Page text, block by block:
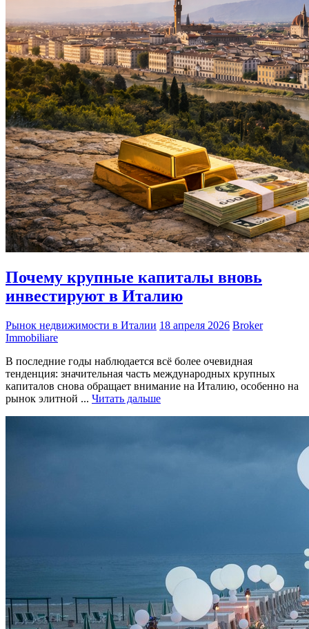
Почему крупные капиталы вновь
инвестируют в Италию
Рынок недвижимости в Италии 18 апреля 2026 Broker
Immobiliare
В последние годы наблюдается всё более очевидная
тенденция: значительная часть международных крупных
капиталов снова обращает внимание на Италию, особенно на
рынок элитной ... Читать дальше